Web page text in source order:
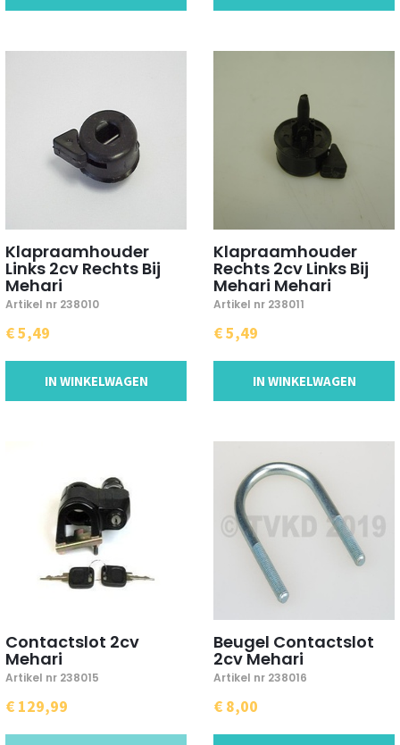
Klapraamhouder
Links 2cv Rechts Bij
Mehari
Artikel nr 238010
€ 5,49
IN WINKELWAGEN
Klapraamhouder
Rechts 2cv Links Bij
Mehari Mehari
Artikel nr 238011
€ 5,49
IN WINKELWAGEN
Contactslot 2cv
Mehari
Artikel nr 238015
€ 129,99
Beugel Contactslot
2cv Mehari
Artikel nr 238016
€ 8,00